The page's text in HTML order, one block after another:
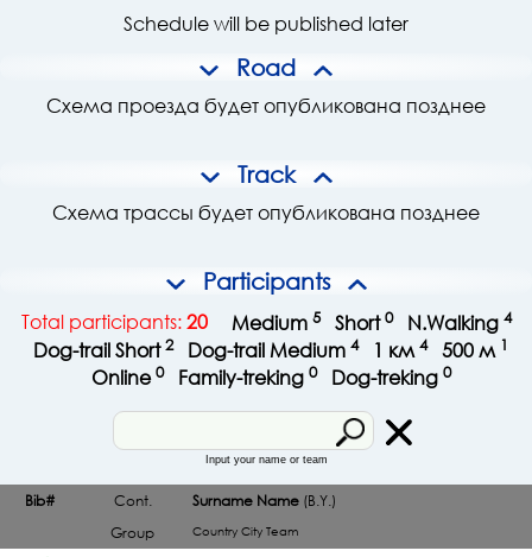
Schedule will be published later
Road
Схема проезда будет опубликована позднее
Track
Схема трассы будет опубликована позднее
Participants
Total participants:20 Medium 5 Short 0 N.Walking 4
Dog-trail Short 2 Dog-trail Medium 4 1 км 4 500 м 1
Online 0 Family-treking 0 Dog-treking 0
Input your name or team
Bib#
Cont.
Group
Surname Name (B.Y.)
Country City Team